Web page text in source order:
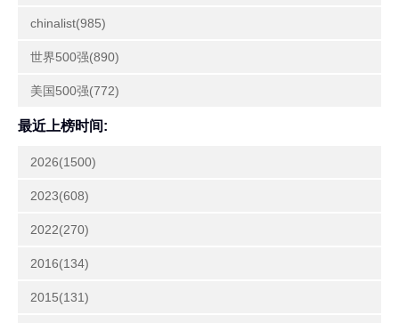
chinalist(985)
世界500强(890)
美国500强(772)
最近上榜时间:
2026(1500)
2023(608)
2022(270)
2016(134)
2015(131)